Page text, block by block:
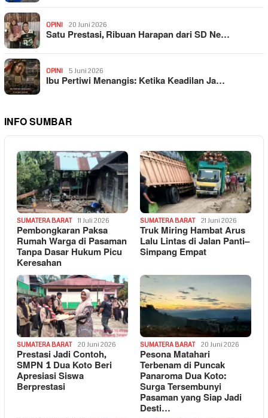
OPINI 20 Juni 2026
Satu Prestasi, Ribuan Harapan dari SD Ne…
OPINI 5 Juni 2026
Ibu Pertiwi Menangis: Ketika Keadilan Ja…
INFO SUMBAR
SUMATERA BARAT 11 Juli 2026
Pembongkaran Paksa
Rumah Warga di Pasaman
Tanpa Dasar Hukum Picu
Keresahan
SUMATERA BARAT 21 Juni 2026
Truk Miring Hambat Arus
Lalu Lintas di Jalan Panti–
Simpang Empat
SUMATERA BARAT 20 Juni 2026
Prestasi Jadi Contoh,
SMPN 1 Dua Koto Beri
Apresiasi Siswa
Berprestasi
SUMATERA BARAT 20 Juni 2026
Pesona Matahari
Terbenam di Puncak
Panaroma Dua Koto:
Surga Tersembunyi
Pasaman yang Siap Jadi
Desti…